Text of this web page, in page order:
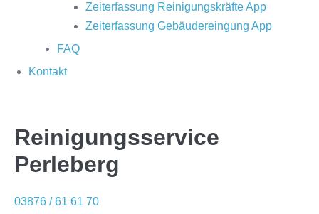
Zeiterfassung Reinigungskräfte App
Zeiterfassung Gebäudereingung App
FAQ
Kontakt
Reinigungsservice
Perleberg
03876 / 61 61 70